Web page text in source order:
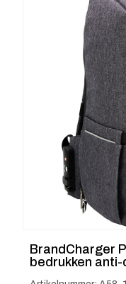
BrandCharger
bedrukken